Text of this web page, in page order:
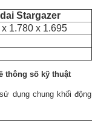
Stargazer
1.780 x 1.695
thông số kỹ thuật
dụng chung khối động